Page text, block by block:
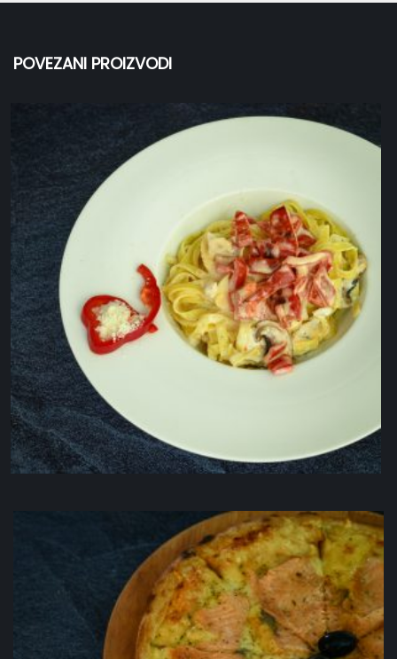
POVEZANI PROIZVODI
Tagliatelle sa povrćem
6.00KM